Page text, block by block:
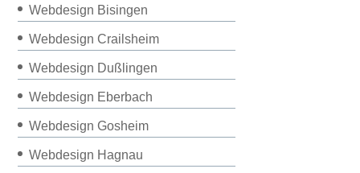
Webdesign Bisingen
Webdesign Crailsheim
Webdesign Dußlingen
Webdesign Eberbach
Webdesign Gosheim
Webdesign Hagnau